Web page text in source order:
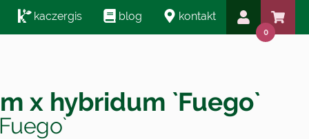
kaczergis blog kontakt
0
x hybridum `Fuego`